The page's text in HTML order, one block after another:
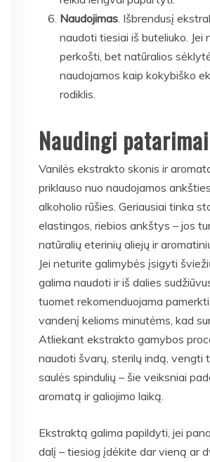
Naudojimas . Išbrendusį
naudoti tiesiai iš buteliuko. Jei
perkošti, bet natūralios
naudojamos kaip kokybiško
rodiklis.
Naudingi patarimai
Vanilės ekstrakto skonis ir
priklauso nuo naudojamos
alkoholio rūšies. Geriausiai tinka
elastingos, riebios ankštys – jos
natūralių eterinių aliejų ir
Jei neturite galimybės įsigyti
galima naudoti ir iš dalies
tuomet rekomenduojama
vandenį kelioms minutėms, kad
Atliekant ekstrakto gamybos
naudoti švarų, sterilų indą, vengti
saulės spindulių – šie veiksniai
aromatą ir galiojimo laiką.
Ekstraktą galima papildyti, jei
dalį – tiesiog įdėkite dar vieną ar